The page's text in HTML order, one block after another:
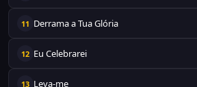
11 Derrama a Tua Glória
12 Eu Celebrarei
13 Leva-me